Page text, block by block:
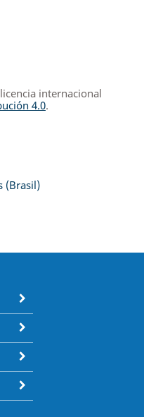
internacional
4.0.
(Brasil)